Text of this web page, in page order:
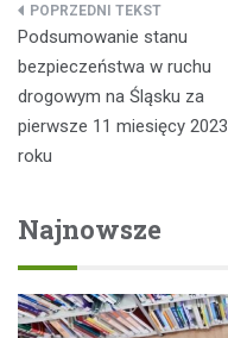
Nawigacja
wpisu
Podsumowanie stanu
bezpieczeństwa w ruchu
drogowym na Śląsku za
pierwsze 11 miesięcy 2023
roku
Najnowsze